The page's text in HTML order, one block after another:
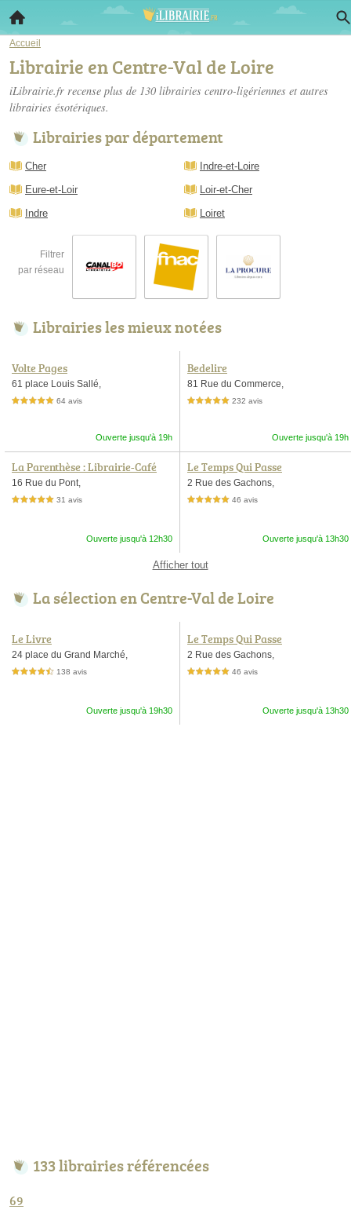
Accueil
Librairie en Centre-Val de Loire
iLibrairie.fr recense plus de 130 librairies centro-ligériennes et autres
librairies ésotériques.
Librairies par département
Cher
Eure-et-Loir
Indre
Indre-et-Loire
Loir-et-Cher
Loiret
Filtrer
par réseau
Librairies les mieux notées
Volte Pages
61 place Louis Sallé,
5,0 étoiles sur 5 64 avis
Ouverte jusqu'à 19h
Bedelire
81 Rue du Commerce,
5,0 étoiles sur 5 232 avis
Ouverte jusqu'à 19h
La Parenthèse : Librairie-Café
16 Rue du Pont,
5,0 étoiles sur 5 31 avis
Ouverte jusqu'à 12h30
Le Temps Qui Passe
2 Rue des Gachons,
5,0 étoiles sur 5 46 avis
Ouverte jusqu'à 13h30
Afficher tout
La sélection en Centre-Val de Loire
Le Livre
24 place du Grand Marché,
4,5 étoiles sur 5 138 avis
Ouverte jusqu'à 19h30
Le Temps Qui Passe
2 Rue des Gachons,
5,0 étoiles sur 5 46 avis
Ouverte jusqu'à 13h30
133 librairies référencées
69